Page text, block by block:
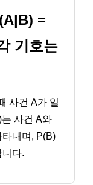
=
기호는
사건 A가 일
사건 A와
내며, P(B)
다.